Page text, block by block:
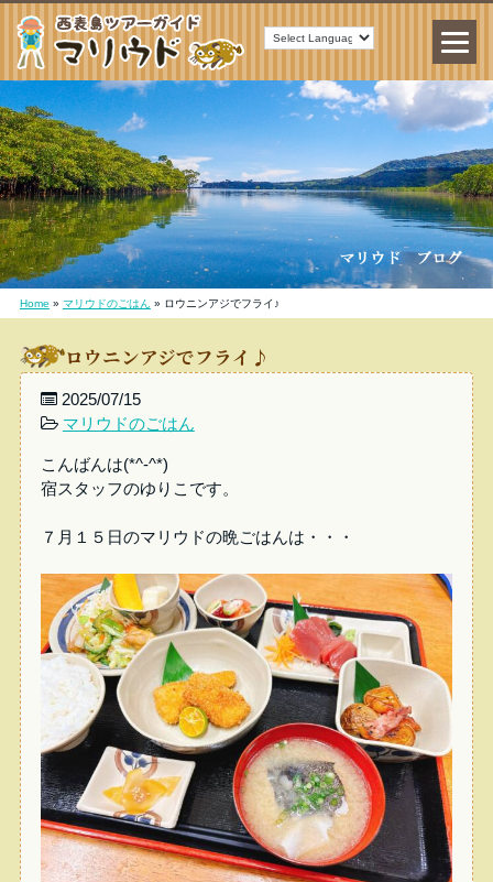
Home » マリウドのごはん » ロウニンアジでフライ♪
ロウニンアジでフライ♪
2025/07/15
マリウドのごはん
こんばんは(*^-^*)
宿スタッフのゆりこです。
７月１５日のマリウドの晩ごはんは・・・